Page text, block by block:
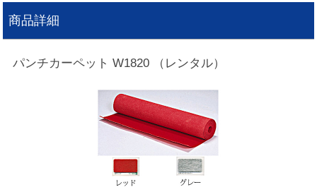
商品詳細
パンチカーペット W1820 （レンタル）